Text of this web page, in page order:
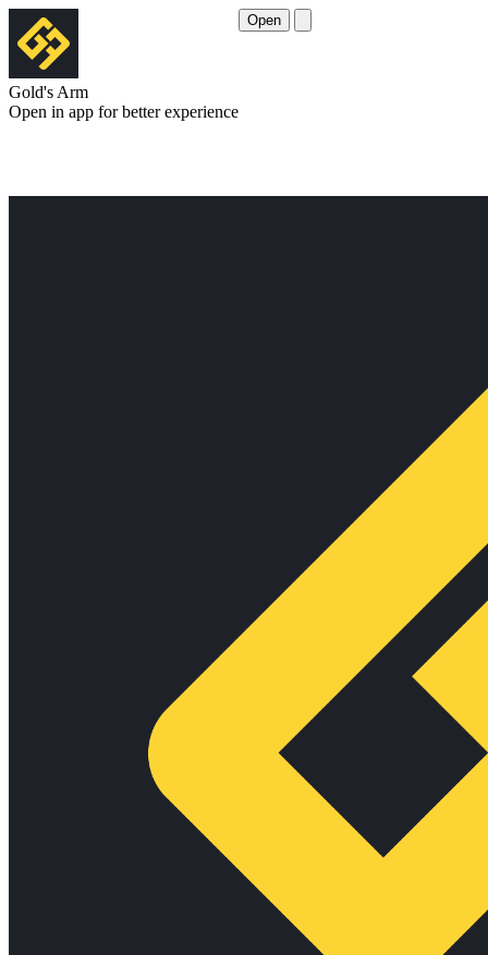
Gold's Arm
Open in app for better experience
Open